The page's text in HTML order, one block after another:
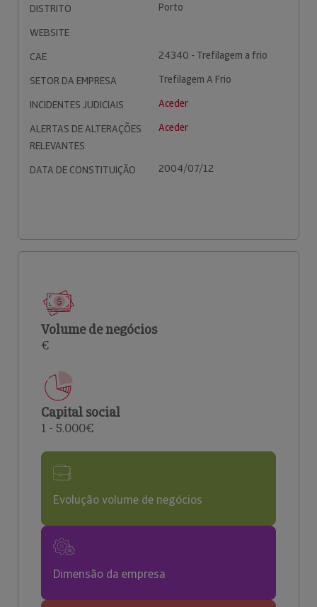
DISTRITO
Porto
WEBSITE
CAE
24340 - Trefilagem a frio
SETOR DA EMPRESA
Trefilagem A Frio
INCIDENTES JUDICIAIS
Aceder
ALERTAS DE ALTERAÇÕES
RELEVANTES
Aceder
DATA DE CONSTITUIÇÃO 2004/07/12
Volume de negócios
€
Capital social
1 - 5.000€
Evolução volume de negócios
Dimensão da empresa